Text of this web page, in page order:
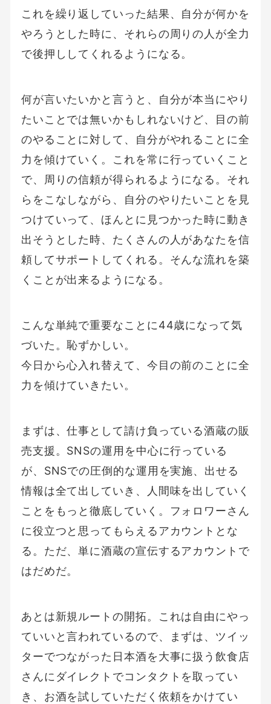
これを繰り返していった結果、自分が何かを
やろうとした時に、それらの周りの人が全力
で後押ししてくれるようになる。
何が言いたいかと言うと、自分が本当にやり
たいことでは無いかもしれないけど、目の前
のやることに対して、自分がやれることに全
力を傾けていく。これを常に行っていくこと
で、周りの信頼が得られるようになる。それ
らをこなしながら、自分のやりたいことを見
つけていって、ほんとに見つかった時に動き
出そうとした時、たくさんの人があなたを信
頼してサポートしてくれる。そんな流れを築
くことが出来るようになる。
こんな単純で重要なことに44歳になって気
づいた。恥ずかしい。
今日から心入れ替えて、今目の前のことに全
力を傾けていきたい。
まずは、仕事として請け負っている酒蔵の販
売支援。SNSの運用を中心に行っている
が、SNSでの圧倒的な運用を実施、出せる
情報は全て出していき、人間味を出していく
ことをもっと徹底していく。フォロワーさん
に役立つと思ってもらえるアカウントとな
る。ただ、単に酒蔵の宣伝するアカウントで
はだめだ。
あとは新規ルートの開拓。これは自由にやっ
ていいと言われているので、まずは、ツイッ
ターでつながった日本酒を大事に扱う飲食店
さんにダイレクトでコンタクトを取ってい
き、お酒を試していただく依頼をかけてい